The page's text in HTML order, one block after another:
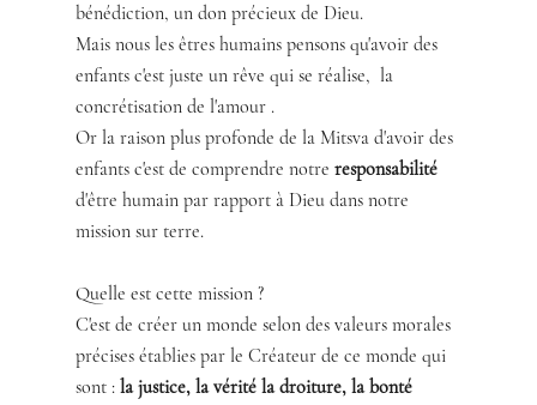
bénédiction, un don précieux de Dieu.
Mais nous les êtres humains pensons qu'avoir des
enfants c'est juste un rêve qui se réalise,  la
concrétisation de l'amour .
Or la raison plus profonde de la Mitsva d'avoir des
enfants c'est de comprendre notre responsabilité
d'être humain par rapport à Dieu dans notre
mission sur terre.
Quelle est cette mission ?
C'est de créer un monde selon des valeurs morales
précises établies par le Créateur de ce monde qui
sont : la justice, la vérité la droiture, la bonté